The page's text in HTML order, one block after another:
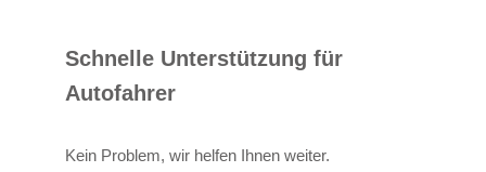
Schnelle Unterstützung für
Autofahrer
Kein Problem, wir helfen Ihnen weiter.